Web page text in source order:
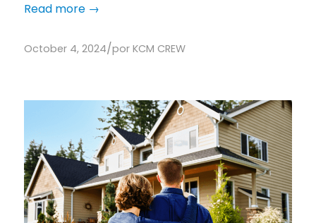
Read more→
October 4, 2024/por KCM CREW